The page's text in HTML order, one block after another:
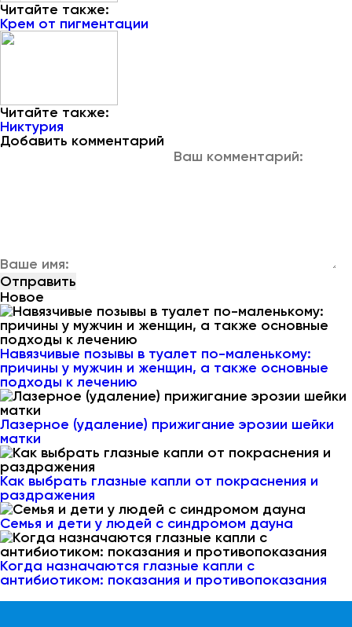
Читайте также:
Крем от пигментации
Читайте также:
Никтурия
Добавить комментарий
Новое
Навязчивые позывы в туалет по-маленькому:
причины у мужчин и женщин, а также основные
подходы к лечению
Лазерное (удаление) прижигание эрозии шейки
матки
Как выбрать глазные капли от покраснения и
раздражения
Семья и дети у людей с синдромом дауна
Когда назначаются глазные капли с
антибиотиком: показания и противопоказания